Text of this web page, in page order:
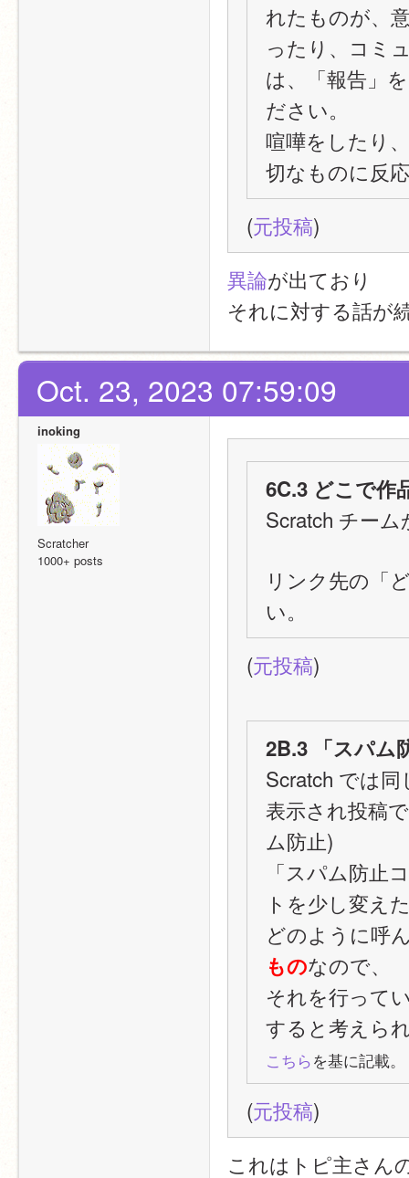
れたものが、
ったり、コミ
は、「報告」
ださい。
喧嘩をしたり
切なものに反
(元投稿)
異論が出ており
それに対する話が
Oct. 23, 2023 07:59:09
inoking
Scratcher
1000+ posts
6C.3 どこで作
Scratch チー
リンク先の「
い。
(元投稿)
2B.3 「スパム
Scratch では
表示され投稿
ム防止)
「スパム防止
トを少し変え
どのように呼
ものなので、
それを行って
すると考えら
こちらを基に記載。
(元投稿)
これはトピ主さん